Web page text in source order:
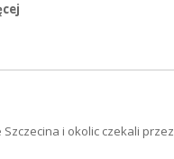
i okolic czekali przez